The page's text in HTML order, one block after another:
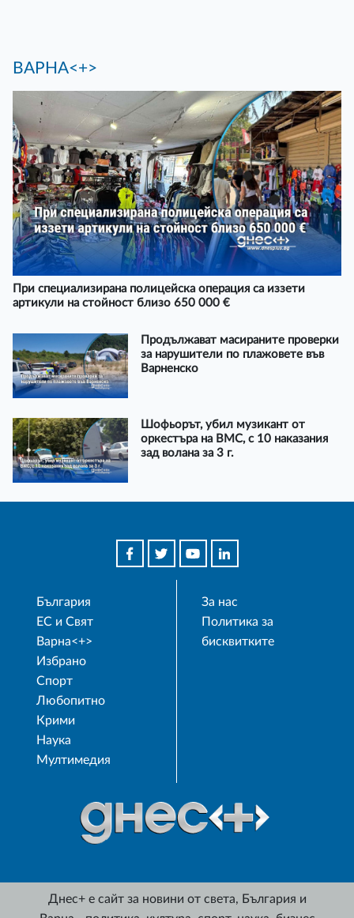
ВАРНА<+>
При специализирана полицейска операция са иззети
артикули на стойност близо 650 000 €
Продължават масираните проверки
за нарушители по плажовете във
Варненско
Шофьорът, убил музикант от
оркестъра на ВМС, с 10 наказания
зад волана за 3 г.
България
ЕС и Свят
Варна<+>
Избрано
Спорт
Любопитно
Крими
Наука
Мултимедия
За нас
Политика за
бисквитките
Днес+ е сайт за новини от света, България и